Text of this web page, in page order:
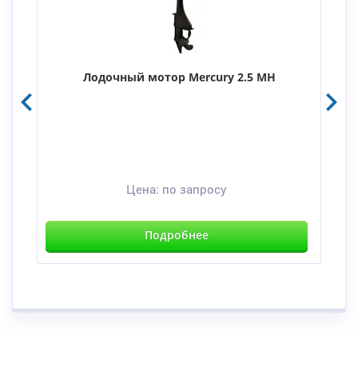
Лодочный мотор Mercury 2.5 MH
Цена: по запросу
Подробнее